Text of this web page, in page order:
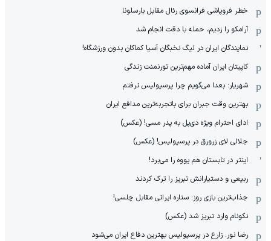
خطر فروپاشی فرانسوی رئال مقابل بارسلونا
آرامکو را زدیم، حمله با دقت انجام شد
نمایندگان ایران در لیگ نخبگان آسیا کماکان بدون ورزشگاه!
کاپیتان ایران آماده مهم‌ترین تورنمنت زندگی
شهریار: بعدا می‌گویم چرا پرسپولیس نرفتم
بهترین وقت جبران برای باتجربه‌ترین مدافع ایران
ادای احترام ویژه دی‌پل به پدر مسی! (عکس)
جلالی لای زرورق در پرسپولیس! (عکس)
اینتر در تابستان هم یووه را می‌برد!
ربیعی و دستیارانش تبریز را ترک کردند
جذاب‌ترین بازی روز: ستاره ایرانی مقابل چلسی!
نکونام وارد تبریز شد (عکس)
رضا نور: زارع در پرسپولیس بهترین دفاع ایران می‌شود